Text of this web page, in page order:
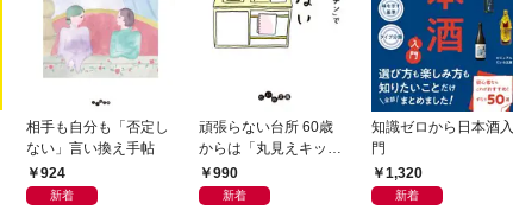
相手も自分も「否定し
ない」言い換え手帖
924
新着
頑張らない台所 60歳
からは「丸見えキッチ
ン」でラクしておいし
い
990
新着
知識ゼロから日本酒入
門
1,320
新着